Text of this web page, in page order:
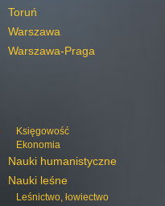
Toruń
Warszawa
Warszawa-Praga
Księgowość
Ekonomia
Nauki humanistyczne
Nauki leśne
Leśnictwo, łowiectwo